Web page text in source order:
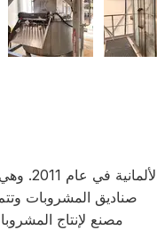
صناديق المشروبات
مصنع لإنتاج